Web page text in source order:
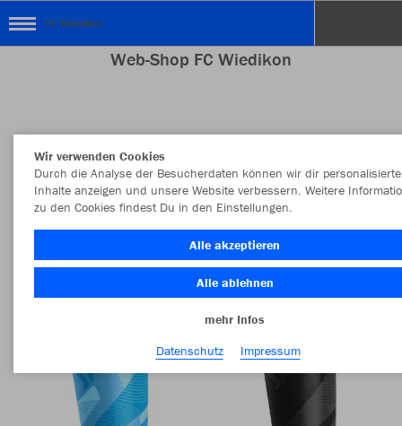
FC Wiedikon
Web-Shop FC Wiedikon
Sportart MEHR FILTER
Wir verwenden Cookies
Durch die Analyse der Besucherdaten können wir dir personalisierte
Inhalte anzeigen und unsere Website verbessern. Weitere
zu den Cookies findest Du in den Einstellungen.
Alle akzeptieren
Alle ablehnen
mehr Infos
Datenschutz
Impressum